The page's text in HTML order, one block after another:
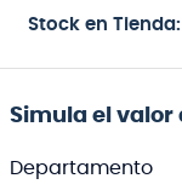
Stock en Tienda:
Simula el valor
Departamento